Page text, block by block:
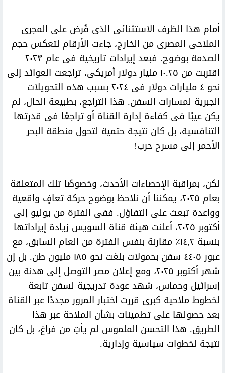
أمام هذا الظرف الاستثنائى الذى فُرض على المجرى
الملاحى المصرى من الخارج، جاءت الأرقام لتعكس حجم
الصدمة بوضوح. فبعد إيرادات تاريخية فى عام ٢٠٢٣
اقتربت من ١٠.٢٥ مليار دولار أمريكى، تراجعت العوائد إلى
نحو ٤ مليارات دولار فى ٢٠٢٤ بسبب هذه التحويلات
الجبرية لمسارات السفن. هذا التراجع، بطبيعة الحال، لم
يكن عيبًا فى كفاءة إدارة القناة أو تراجعًا فى قدرتها
التنافسية، بل كان نتيجة حتمية لتحول منطقة البحر
الأحمر إلى مسرح حرب!
لكن، بمراقبة الإحصاءات الأحدث، وخصوصًا تلك المتعلقة
بعام ٢٠٢٥، يمكننا أن نلاحظ بوضوح حركة تعافٍ واقعية
وواعدة تبعث على التفاؤل. ففى الفترة من يوليو إلى
أكتوبر ٢٠٢٥، أعلنت هيئة قناة السويس زيادة إيراداتها
بنسبة ١٤٫٢٪ مقارنة بنفس الفترة من العام السابق، مع
عبور ٤٤٠٥ سفن بحمولات بلغت نحو ١٨٥ مليون طن. بل إن
شهر أكتوبر ٢٠٢٥، ومع إعلان مصر التوصل إلى هدنة بين
إسرائيل وحماس، شهد عودة تدريجية لسفن تابعة
لخطوط ملاحية كبرى قررت اختبار المرور مجددًا عبر القناة
بعد حصولها على تطمينات بشأن الملاحة عبر هذا
الطريق. هذا التحسن الملموس لم يأتِ من فراغ، بل كان
نتيجة لخطوات سياسية وإدارية.